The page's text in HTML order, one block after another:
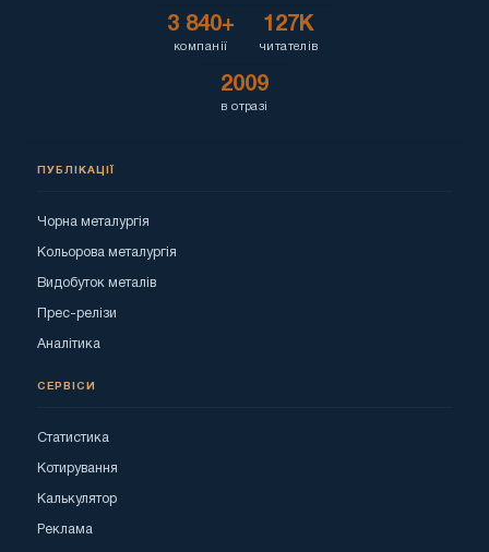
3 840+
компанії
127K
читателів
2009
в отразі
ПУБЛІКАЦІЇ
Чорна металургія
Кольорова металургія
Видобуток металів
Прес-релізи
Аналітика
СЕРВІСИ
Статистика
Котирування
Калькулятор
Реклама